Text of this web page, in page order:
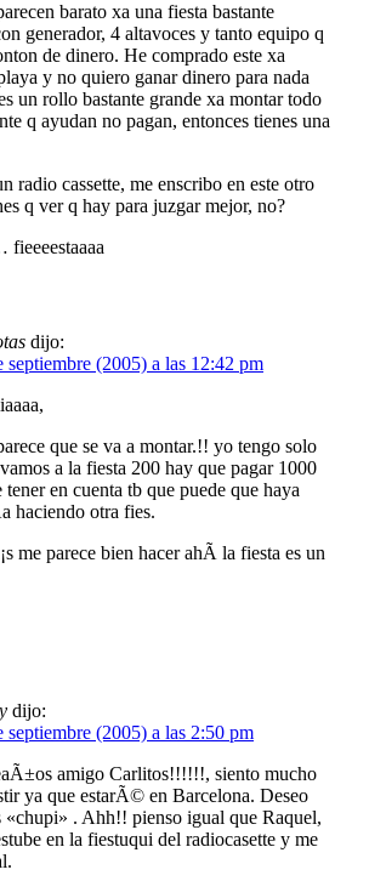
barato xa una fiesta bastante
generador, 4 altavoces y tanto equipo q
de dinero. He comprado este xa
y no quiero ganar dinero para nada
un rollo bastante grande xa montar todo
q ayudan no pagan, entonces tienes una
radio cassette, me enscribo en este otro
q ver q hay para juzgar mejor, no?
dijo:
septiembre (2005) a las 12:42 pm
que se va a montar.!! yo tengo solo
a la fiesta 200 hay que pagar 1000
tener en cuenta tb que puede que haya
haciendo otra fies.
me parece bien hacer ahÃ­ la fiesta es un
dijo:
septiembre (2005) a las 2:50 pm
amigo Carlitos!!!!!!, siento mucho
ya que estarÃ© en Barcelona. Deseo
«chupi» . Ahh!! pienso igual que Raquel,
en la fiestuqui del radiocasette y me